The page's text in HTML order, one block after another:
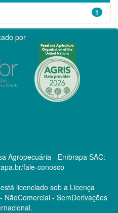
1
por
Agropecuária - Embrapa SAC:
fale-conosco
licenciado sob a Licença
NãoComercial - SemDerivações